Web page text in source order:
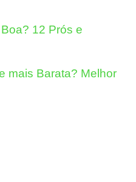
12 Prós e
mais Barata? Melhor